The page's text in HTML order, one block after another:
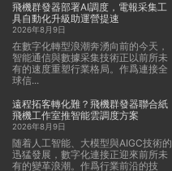
飛機群發器部署AI調度，電報采集工
具自動化升級助運營提速
2026年8月9日
在數字化轉型浪潮奔湧向前的今天，
智能通信與數據采集技術正以前所未
有的速度重塑行業格局。作爲連接全
球信...
遠程拓客轉化難？飛機群發器聯合紙
飛機工作室推智能雲調度方案
2026年8月9日
随着人工智能、大模型與AIGC技術的
迅猛發展，數字化連接正迎來前所未
有的變革浪潮。作爲行業前沿的技